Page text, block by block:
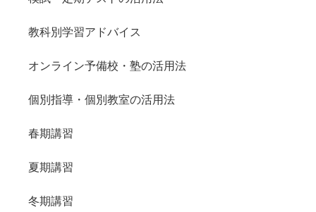
教科別学習アドバイス
オンライン予備校・塾の活用法
個別指導・個別教室の活用法
春期講習
夏期講習
冬期講習